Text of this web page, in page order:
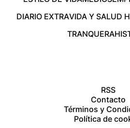
DIARIO EXTRAVIDA Y SALUD
TRANQUERA
RSS
Contacto
Términos y
Política de